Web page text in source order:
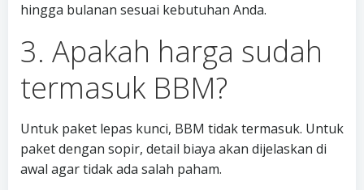
hingga bulanan sesuai kebutuhan Anda.
3. Apakah harga sudah
termasuk BBM?
Untuk paket lepas kunci, BBM tidak termasuk. Untuk
paket dengan sopir, detail biaya akan dijelaskan di
awal agar tidak ada salah paham.